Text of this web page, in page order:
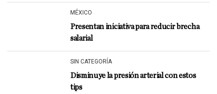
MÉXICO
Presentan iniciativa para reducir brecha
salarial
SIN CATEGORÍA
Disminuye la presión arterial con estos
tips